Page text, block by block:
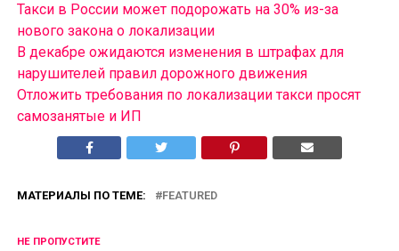
Такси в России может подорожать на 30% из-за
нового закона о локализации
В декабре ожидаются изменения в штрафах для
нарушителей правил дорожного движения
Отложить требования по локализации такси просят
самозанятые и ИП
МАТЕРИАЛЫ ПО ТЕМЕ: FEATURED
НЕ ПРОПУСТИТЕ